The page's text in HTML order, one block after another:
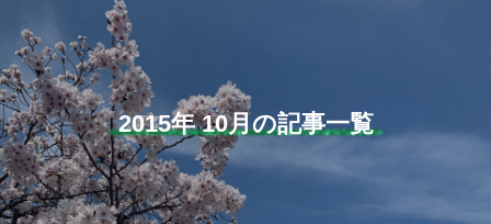
NEW POST
TECH BLOG
2015年 10月の記事一覧